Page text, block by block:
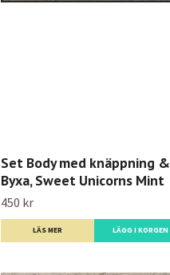
Set Body med knäppning &
Byxa, Sweet Unicorns Mint
450 kr
LÄS MER LÄGG I KORGEN